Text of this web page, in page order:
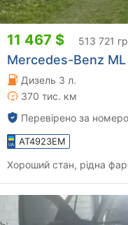
11 467 $ 513 721
Mercedes-Benz
Дизель 3 л.
370 тис. км
Перевірено за
AT4923EM
Хороший стан, рідна